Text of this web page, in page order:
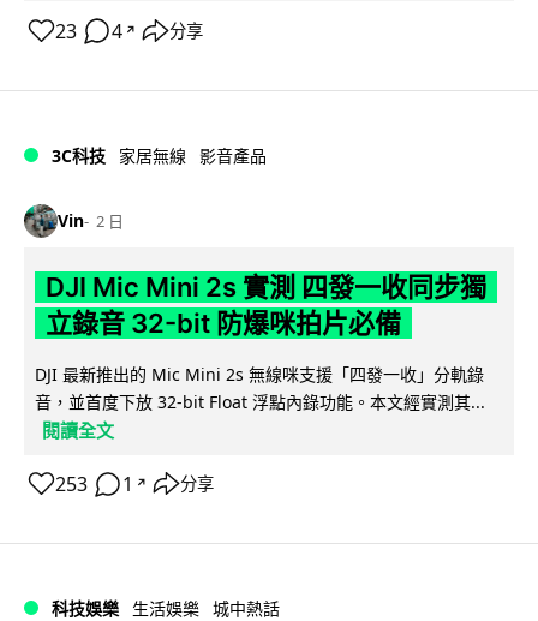
23 4 ↗ 分享
3C科技 家居無線 影音產品
Vin 2 日
DJI Mic Mini 2s 實測 四發一收同步獨
立錄音 32-bit 防爆咪拍片必備
DJI 最新推出的 Mic Mini 2s 無線咪支援「四發一收」分軌錄
音，並首度下放 32-bit Float 浮點內錄功能。本文經實測其...
閱讀全文
253 1 ↗ 分享
科技娛樂 生活娛樂 城中熱話